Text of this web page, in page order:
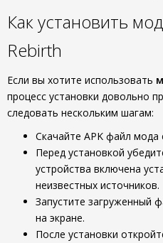
Как установить
Rebirth
Если вы хотите использовать
процесс установки довольно
следовать нескольким шагам:
Скачайте APK файл мода
Перед установкой
устройства включена
неизвестных источников.
Запустите загруженный
на экране.
После установки